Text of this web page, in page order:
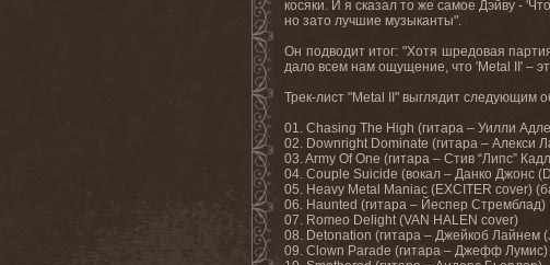
косяки. И я сказал то же самое Дэйву -
но зато лучшие музыканты".
Он подводит итог: "Хотя шредовая
дало всем нам ощущение, что 'Metal
' –
Трек-лист "Metal
" выглядит следующим
01. Chasing The High (гитара – Уилли
02. Downright Dominate (гитара – Алекси
03. Army Of One (гитара – Стив “Липс”
04. Couple Suicide (вокал – Данко Джонс
05. Heavy Metal Maniac (EXCITER cover)
06. Haunted (гитара – Йеспер Стремблад)
07. Romeo Delight(VAN HALEN cover)
08. Detonation (гитара – Джейкоб Лайнем
09. Clown Parade (гитара – Джефф Лумис)